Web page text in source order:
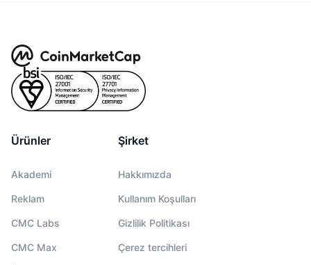
Ürünler
Akademi
Reklam
CMC Labs
CMC Max
Şirket
Hakkımızda
Kullanım Koşulları
Gizlilik Politikası
Çerez tercihleri